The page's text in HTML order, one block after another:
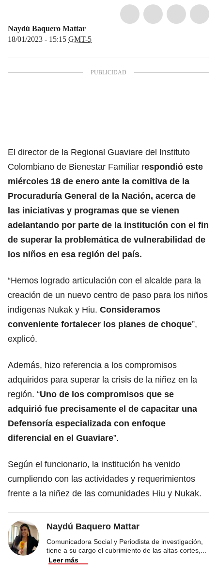
Naydú Baquero Mattar
18/01/2023 - 15:15 GMT-5
El director de la Regional Guaviare del Instituto
Colombiano de Bienestar Familiar respondió este
miércoles 18 de enero ante la comitiva de la
Procuraduría General de la Nación, acerca de
las iniciativas y programas que se vienen
adelantando por parte de la institución con el fin
de superar la problemática de vulnerabilidad de
los niños en esa región del país.
“Hemos logrado articulación con el alcalde para la
creación de un nuevo centro de paso para los niños
indígenas Nukak y Hiu. Consideramos
conveniente fortalecer los planes de choque”,
explicó.
Además, hizo referencia a los compromisos
adquiridos para superar la crisis de la niñez en la
región. “Uno de los compromisos que se
adquirió fue precisamente el de capacitar una
Defensoría especializada con enfoque
diferencial en el Guaviare”.
Según el funcionario, la institución ha venido
cumpliendo con las actividades y requerimientos
frente a la niñez de las comunidades Hiu y Nukak.
Naydú Baquero Mattar
Comunicadora Social y Periodista de investigación,
tiene a su cargo el cubrimiento de las altas cortes,
Leer más